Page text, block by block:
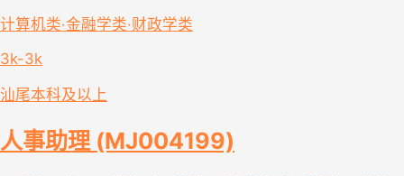
计算机类·金融学类·财政学类
3k-3k
汕尾本科及以上
人事助理 (MJ004199)